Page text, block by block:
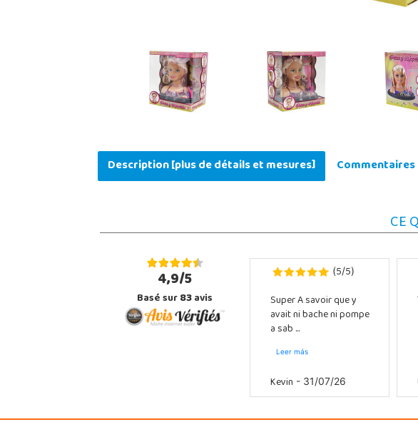
Description [plus de détails et mesures] Commentaires
CE
4,9/5
Basé sur83avis
(5/5)
Super A savoir que y
avait ni bache ni pompe
a sab ...
Leer más
Kevin - 31/07/26